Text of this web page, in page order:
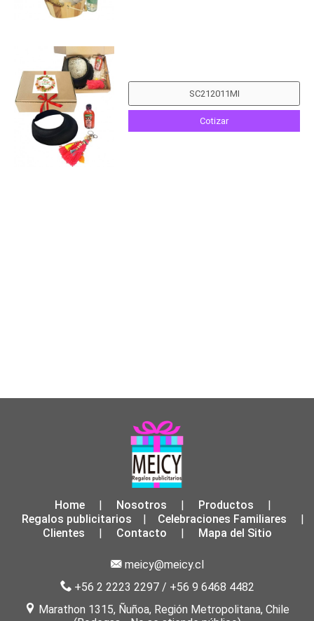
Cotizar
Home | Nosotros | Productos
|
Regalos publicitarios
Celebraciones Familiares
Clientes
Contacto Mapa del Sitio
meicy@meicy.cl
+56 2 2223 2297/ +56 9 6468 4482
Marathon 1315, Ñuñoa, Región Metropolitana, Chile